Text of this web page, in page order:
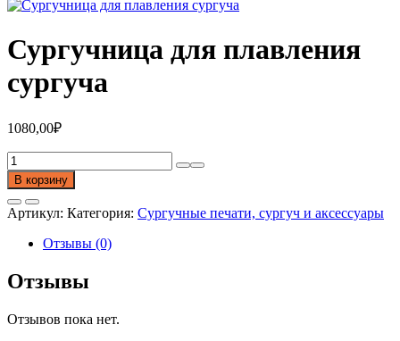
Сургучница для плавления
сургуча
1080,00₽
Количество
товара
Сургучница
для
плавления
сургуча
В корзину
Артикул: Категория: Сургучные печати, сургуч и аксессуары
Отзывы (0)
Отзывы
Отзывов пока нет.